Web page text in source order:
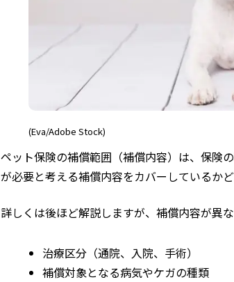
(Eva/Adobe Stock)
ペット保険の補償範囲（補償内容）は、保険
が必要と考える補償内容をカバーしているか
詳しくは後ほど解説しますが、補償内容が異
治療区分（通院、入院、手術）
補償対象となる病気やケガの種類